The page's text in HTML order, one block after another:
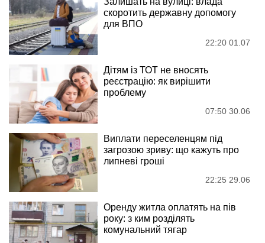
скоротить державну допомогу
для ВПО
22:20 01.07
Дітям із ТОТ не вносять
реєстрацію: як вирішити
проблему
07:50 30.06
Виплати переселенцям під
загрозою зриву: що кажуть про
липневі гроші
22:25 29.06
Оренду житла оплатять на пів
року: з ким розділять
комунальний тягар